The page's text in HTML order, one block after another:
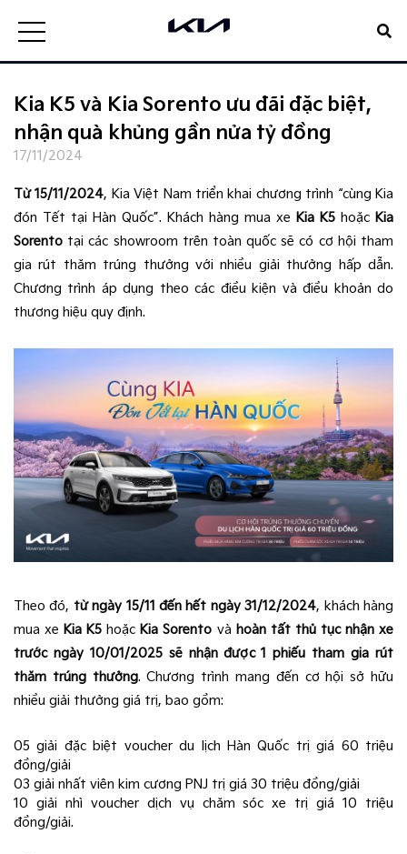
Kia K5 và Kia Sorento ưu đãi đặc biệt,
nhận quà khủng gần nửa tỷ đồng
17/11/2024
Từ 15/11/2024, Kia Việt Nam triển khai chương trình “cùng Kia
đón Tết tại Hàn Quốc”. Khách hàng mua xe Kia K5 hoặc Kia
Sorento tại các showroom trên toàn quốc sẽ có cơ hội tham
gia rút thăm trúng thưởng với nhiều giải thưởng hấp dẫn.
Chương trình áp dụng theo các điều kiện và điều khoản do
thương hiệu quy định.
Theo đó, từ ngày 15/11 đến hết ngày 31/12/2024, khách hàng
mua xe Kia K5 hoặc Kia Sorento và hoàn tất thủ tục nhận xe
trước ngày 10/01/2025 sẽ nhận được 1 phiếu tham gia rút
thăm trúng thưởng. Chương trình mang đến cơ hội sở hữu
nhiều giải thưởng giá trị, bao gồm:
05 giải đặc biệt voucher du lịch Hàn Quốc trị giá 60 triệu
đồng/giải
03 giải nhất viên kim cương PNJ trị giá 30 triệu đồng/giải
10 giải nhì voucher dịch vụ chăm sóc xe trị giá 10 triệu
đồng/giải.